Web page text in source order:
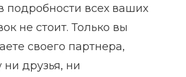
подробности всех ваших
не стоит. Только вы
своего партнера,
ни друзья, ни